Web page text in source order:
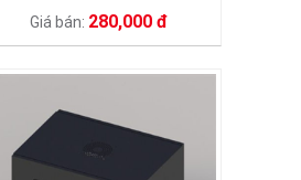
Giá bán: 280,000 đ